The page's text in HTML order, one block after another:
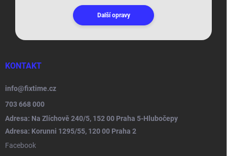
Další opravy
KONTAKT
info@fixtime.cz
703 668 000
Adresa: Na Zlíchově 240/5, 152 00 Praha 5-Hlubočepy
Adresa: Korunni 1295/55, 120 00 Praha 2
Facebook